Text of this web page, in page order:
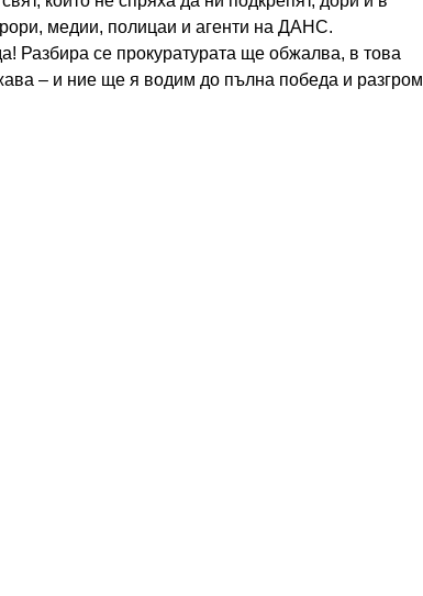
медии, полицаи и агенти на ДАНС.
Разбира се прокуратурата ще обжалва, в това
– и ние ще я водим до пълна победа и разгром